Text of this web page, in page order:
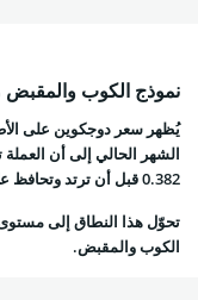
نموذج الكوب والمقبض
يُظهر سعر دوجكوين على
الشهر الحالي إلى أن
0.382 قبل أن ترتد وتحافظ على التداول فوق مستوى 0.618 قرب 0.20 دولار.
تحوّل هذا النطاق إلى
الكوب والمقبض.